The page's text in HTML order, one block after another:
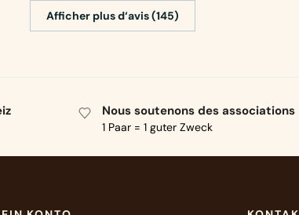
Afficher plus d‘avis (145)
Nous soutenons des associations
1 Paar = 1 guter Zweck